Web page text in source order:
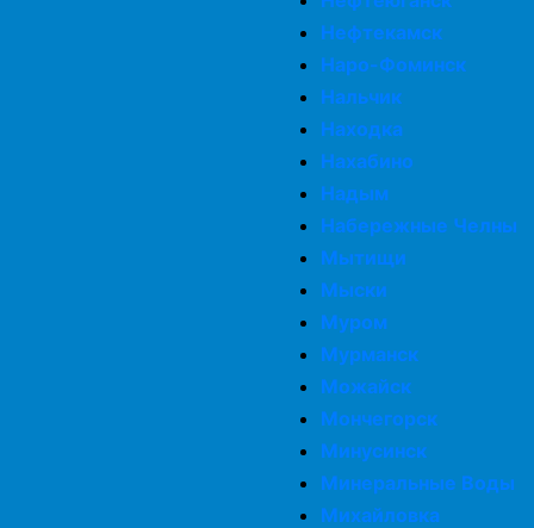
Нефтекамск
Наро-Фоминск
Нальчик
Находка
Нахабино
Надым
Набережные Челны
Мытищи
Мыски
Муром
Мурманск
Можайск
Мончегорск
Минусинск
Минеральные Воды
Михайловка